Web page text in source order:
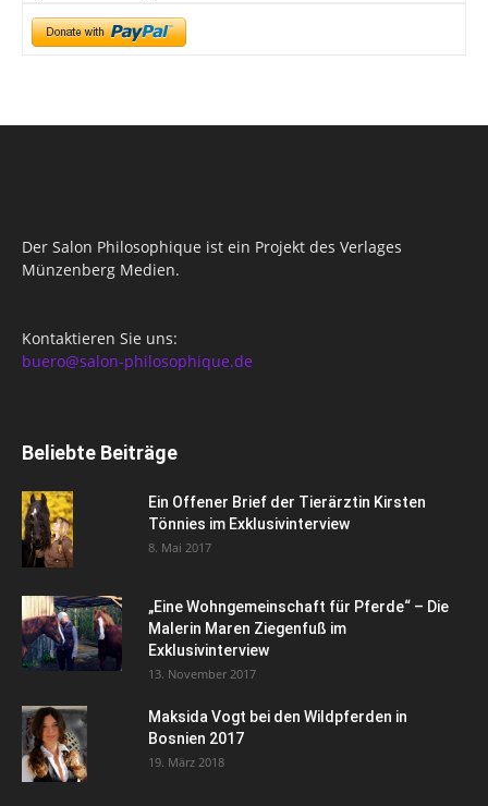
Der Salon Philosophique ist ein Projekt des Verlages
Münzenberg Medien.
Kontaktieren Sie uns:
buero@salon-philosophique.de
Beliebte Beiträge
Ein Offener Brief der Tierärztin Kirsten
Tönnies im Exklusivinterview
8. Mai 2017
„Eine Wohngemeinschaft für Pferde“ – Die
Malerin Maren Ziegenfuß im
Exklusivinterview
13. November 2017
Maksida Vogt bei den Wildpferden in
Bosnien 2017
19. März 2018